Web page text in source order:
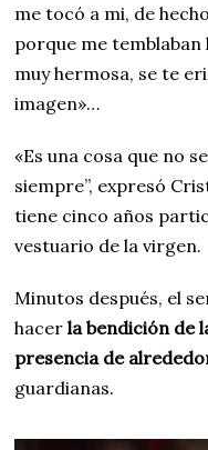
me tocó a mi, de
porque me temblaban
muy hermosa, se te
imagen»…
«Es una cosa que no
siempre”, expresó
tiene cinco años
vestuario de la virgen.
Minutos después, el
hacerla bendición de
presencia de
guardianas.